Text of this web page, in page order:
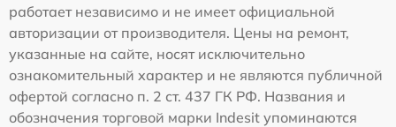
работает независимо и не имеет официальной
авторизации от производителя. Цены на ремонт,
указанные на сайте, носят исключительно
ознакомительный характер и не являются публичной
офертой согласно п. 2 ст. 437 ГК РФ. Названия и
обозначения торговой марки Indesit упоминаются